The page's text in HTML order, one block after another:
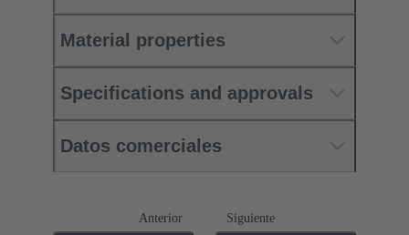
Material properties
Specifications and approvals
Datos comerciales
Anterior Siguiente